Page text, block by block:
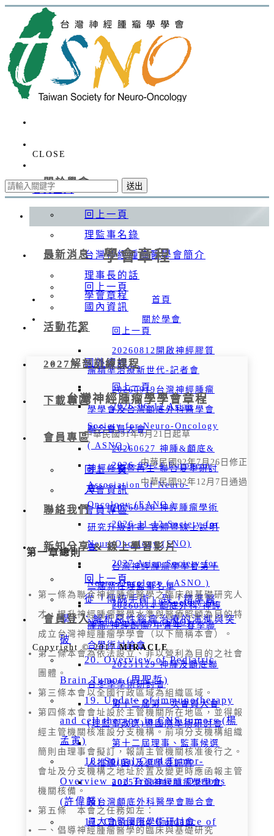
會員登入
CLOSE
關於學會
回上一頁
理監事名錄
台灣神經腫瘤醫學會簡介
理事長的話
學會章程
最新消息
回上一頁
國內資訊
回上一頁
20260812開啟神經膠質
瘤精準治療新世代-記者會
20260919台灣神經腫瘤
學學會及台灣顱底外科醫學會
聯合會員大會
20260627 神腫&顱底&
神經修復暨再生 聯合夏季研討
會
20260328 神經腫瘤學術
研究升級計畫-實體暨線上說明
會
台灣神經腫瘤學學會第十
二屆新任理監事名單
20260314 顱底外科/神經
腫瘤/神經創傷/中青年 春季聯
合學術討論會
20251129 神腫及顱底聯
合冬季學術研討會
第十二屆第一次會員大會
(理監事改選)暨國際學術研討會
第十二屆理事、監事候選
人推薦(函)及選舉委託書
2025台灣神經腫瘤學學會
及台灣顱底外科醫學會聯合會
員大會暨國際學術研討會
國外資訊
回上一頁
2026-06-12 Asian
Society for Neuro-Oncology
( ASNO )
2026-09-24 European
Association of Neuro-
Oncology (EANO )
2026-11-12 Society for
NeuroOncology (SNO)
2027 Asian Society for
Neuro-Oncology ( ASNO )
2027-11-18 Society for
NeuroOncology (SNO)
活動花絮
2027解剖訓練課程
下載專區
會員專區
回上一頁
入會資訊
會員專區
聯絡我們
新知分享 & 線上學習影片
回上一頁
從「傳統手術」到「精準醫
學」：解析惡性腦瘤治療的演進與突
破
20. Overview of Pediatric
Brain Tumor (周聖哲)
19. Update of immunotherapy
and cell therapy in CNS tumors (楊
孟寅)
18. Spinal Cord Tumor-
Overview and Treatment Options
(許偉麟)
17. Changing Guidance of
會員登入
Copyright © 2017MIRACLE
送出
學會章程
首頁
關於學會
台灣神經腫瘤學學會章程
中華民國91年8月21日起草
中華民國92年7月26日修正
中華民國92年12月7日通過
第一章總則
第一條為聯合神經腫瘤醫學之臨床與基礎研究人
才，提升神經腫瘤醫學水準與醫療照顧為目的特
成立台灣神經腫瘤學學會（以下簡稱本會）。
第二條本會為依法設立、非以營利為目的之社會
團體。
第三條本會以全國行政區域為組織區域。
第四條本會會址設於主管機關所在地區，並得報
經主管機關核准設分支機構。前項分支機構組織
簡則由理事會擬訂，報請主管機關核准後行之。
會址及分支機構之地址於置及變更時應函報主管
機關核備。
第五條 本會之任務如左：
一、倡導神經腫瘤醫學的臨床與基礎研究